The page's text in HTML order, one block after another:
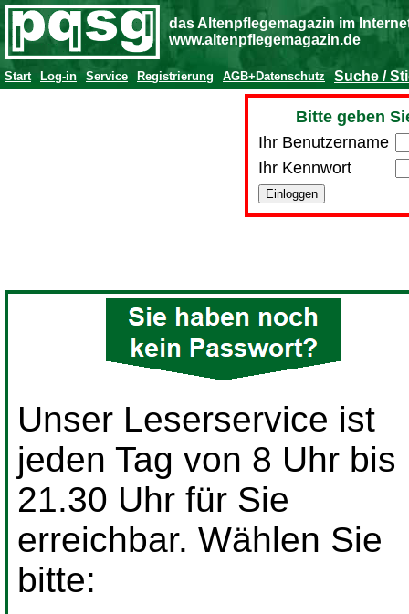
das Altenpflegemagazin im
www.altenpflegemagazin.de
Start Log-in Service Registrierung AGB+Datenschutz Suche /
Bitte geben
Ihr Benutzername
Ihr Kennwort
Unser Leserservice ist
jeden Tag von 8 Uhr bis
21.30 Uhr für Sie
erreichbar. Wählen Sie
bitte: